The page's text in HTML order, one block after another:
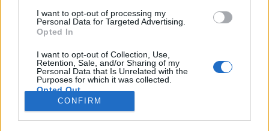
I want to opt-out of processing my
Personal Data for Targeted Advertising.
Opted In
I want to opt-out of Collection, Use,
Retention, Sale, and/or Sharing of my
Personal Data that Is Unrelated with the
Purposes for which it was collected.
Opted Out
CONFIRM
Redazione: Via Matteotti, 3 (presso Famiglia Legnanese)
20025 Legnano (MI)
Email Direzione: direttore@legnanonews.com
Email Redazione: info@legnanonews.com
Pubblicità: commerciale@legnanonews.com
Tutti i contenuti originali sono di proprietà di LegnanoNews, ne è
consentito l'utilizzo citando il sito come fonte. Dei contenuti non originali